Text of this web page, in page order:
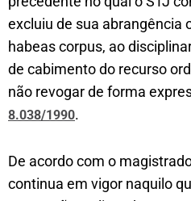
excluiu de sua abrangência
habeas corpus, ao
de cabimento do recurso
não revogar de forma
8.038/1990.
De acordo com o
continua em vigor naquilo